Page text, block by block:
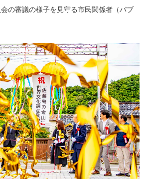
の審議の様子を見守る市民関係者（パブ